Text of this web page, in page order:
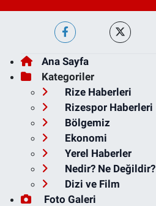
Ana Sayfa
Kategoriler
Rize Haberleri
Rizespor Haberleri
Bölgemiz
Ekonomi
Yerel Haberler
Nedir? Ne Değildir?
Dizi ve Film
Foto Galeri